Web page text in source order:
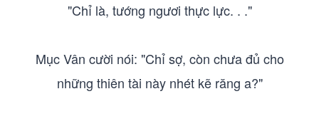
"Chỉ là, tướng ngươi thực lực. . ."
Mục Vân cười nói: "Chỉ sợ, còn chưa đủ cho
những thiên tài này nhét kẽ răng a?"